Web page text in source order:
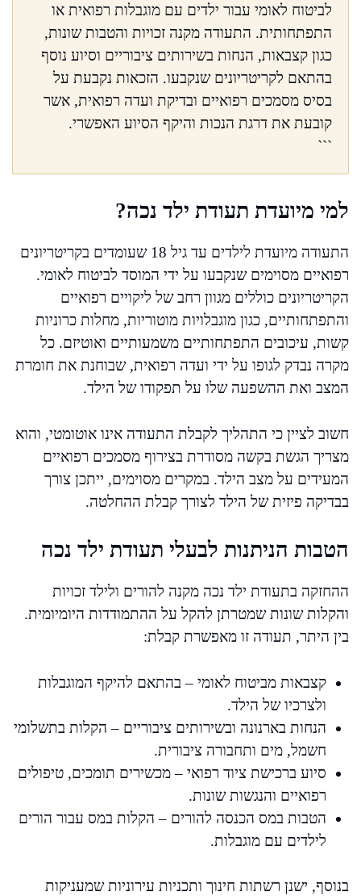
לביטוח לאומי עבור ילדים עם מוגבלות רפואית או
התפתחותית. התעודה מקנה זכויות והטבות שונות,
כגון קצבאות, הנחות בשירותים ציבוריים וסיוע נוסף
בהתאם לקריטריונים שנקבעו. הזכאות נקבעת על
בסיס מסמכים רפואיים ובדיקת ועדה רפואית, אשר
קובעת את דרגת הנכות והיקף הסיוע האפשרי.
```
למי מיועדת תעודת ילד נכה?
התעודה מיועדת לילדים עד גיל 18 שעומדים בקריטריונים
רפואיים מסוימים שנקבעו על ידי המוסד לביטוח לאומי.
הקריטריונים כוללים מגוון רחב של ליקויים רפואיים
והתפתחותיים, כגון מוגבלויות מוטוריות, מחלות כרוניות
קשות, עיכובים התפתחותיים משמעותיים ואוטיזם. כל
מקרה נבדק לגופו על ידי ועדה רפואית, שבוחנת את חומרת
המצב ואת ההשפעה שלו על תפקודו של הילד.
חשוב לציין כי התהליך לקבלת התעודה אינו אוטומטי, והוא
מצריך הגשת בקשה מסודרת בצירוף מסמכים רפואיים
המעידים על מצב הילד. במקרים מסוימים, ייתכן צורך
בבדיקה פיזית של הילד לצורך קבלת ההחלטה.
הטבות הניתנות לבעלי תעודת ילד נכה
ההחזקה בתעודת ילד נכה מקנה להורים ולילד זכויות
והקלות שונות שמטרתן להקל על ההתמודדות היומיומית.
בין היתר, תעודה זו מאפשרת קבלת:
קצבאות מביטוח לאומי – בהתאם להיקף המוגבלות
ולצרכיו של הילד.
הנחות בארנונה ובשירותים ציבוריים – הקלות בתשלומי
חשמל, מים ותחבורה ציבורית.
סיוע ברכישת ציוד רפואי – מכשירים תומכים, טיפולים
רפואיים והנגשות שונות.
הטבות במס הכנסה להורים – הקלות במס עבור הורים
לילדים עם מוגבלות.
בנוסף, ישנן רשתות חינוך ותכניות עירוניות שמעניקות